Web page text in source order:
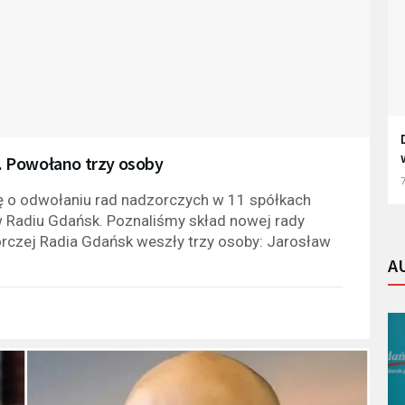
Powołano trzy osoby
odwołaniu rad nadzorczych w 11 spółkach
Gdańsk. Poznaliśmy skład nowej rady
Radia Gdańsk weszły trzy osoby: Jarosław